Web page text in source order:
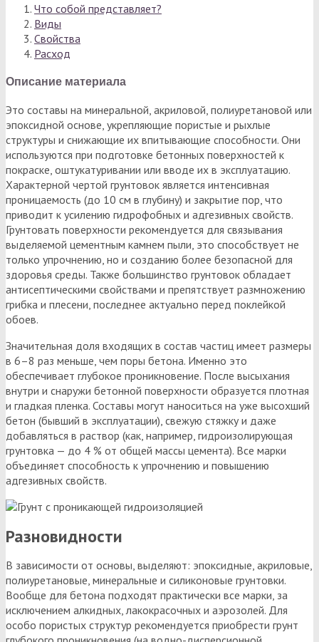
Что собой представляет?
Виды
Свойства
Расход
Описание материала
Это составы на минеральной, акриловой, полиуретановой или
эпоксидной основе, укрепляющие пористые и рыхлые
структуры и снижающие их впитывающие способности. Они
используются при подготовке бетонных поверхностей к
покраске, оштукатуривании или вводе их в эксплуатацию.
Характерной чертой грунтовок является интенсивная
проницаемость (до 10 см в глубину) и закрытие пор, что
приводит к усилению гидрофобных и адгезивных свойств.
Грунтовать поверхности рекомендуется для связывания
выделяемой цементным камнем пыли, это способствует не
только упрочнению, но и созданию более безопасной для
здоровья среды. Также большинство грунтовок обладает
антисептическими свойствами и препятствует размножению
грибка и плесени, последнее актуально перед поклейкой
обоев.
Значительная доля входящих в состав частиц имеет размеры
в 6–8 раз меньше, чем поры бетона. Именно это
обеспечивает глубокое проникновение. После высыхания
внутри и снаружи бетонной поверхности образуется плотная
и гладкая пленка. Составы могут наноситься на уже высохший
бетон (бывший в эксплуатации), свежую стяжку и даже
добавляться в раствор (как, например, гидроизолирующая
грунтовка — до 4 % от общей массы цемента). Все марки
объединяет способность к упрочнению и повышению
адгезивных свойств.
Разновидности
В зависимости от основы, выделяют: эпоксидные, акриловые,
полиуретановые, минеральные и силиконовые грунтовки.
Вообще для бетона подходят практически все марки, за
исключением алкидных, лакокрасочных и аэрозолей. Для
особо пористых структур рекомендуется приобрести грунт